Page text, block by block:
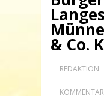
& Co.
REDAKTION